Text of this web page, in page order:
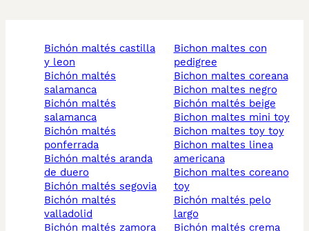
bichón maltés castilla
y leon
bichón maltés
salamanca
bichón maltés
salamanca
bichón maltés
ponferrada
bichón maltés aranda
de duero
bichón maltés segovia
bichón maltés
valladolid
bichón maltés zamora
bichon maltes con
pedigree
bichon maltes coreana
bichon maltes negro
bichón maltés beige
bichon maltes mini toy
bichon maltes toy toy
bichon maltes linea
americana
bichon maltes coreano
toy
bichón maltés pelo
largo
bichón maltés crema